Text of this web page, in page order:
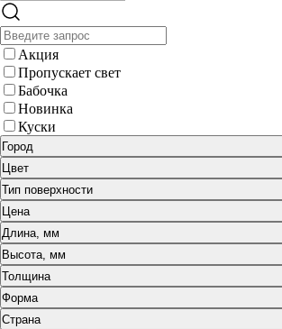
Акция
Пропускает свет
Бабочка
Новинка
Куски
Город
Цвет
Тип поверхности
Цена
Длина, мм
Высота, мм
Толщина
Форма
Страна